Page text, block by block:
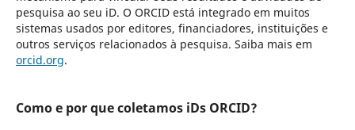
pesquisa ao seu iD. O ORCID está integrado em muitos
sistemas usados por editores, financiadores, instituições e
outros serviços relacionados à pesquisa. Saiba mais em
orcid.org.
Como e por que coletamos iDs ORCID?